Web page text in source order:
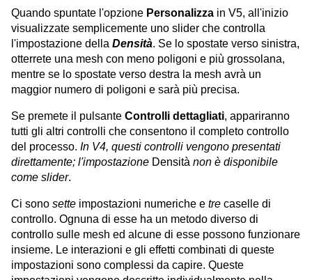
Quando spuntate l'opzione Personalizza in V5, all'inizio
visualizzate semplicemente uno slider che controlla
l'impostazione della Densità. Se lo spostate verso sinistra,
otterrete una mesh con meno poligoni e più grossolana,
mentre se lo spostate verso destra la mesh avrà un
maggior numero di poligoni e sarà più precisa.
Se premete il pulsante Controlli dettagliati, appariranno
tutti gli altri controlli che consentono il completo controllo
del processo. In V4, questi controlli vengono presentati
direttamente; l'impostazione Densità non è disponibile
come slider.
Ci sono sette impostazioni numeriche e tre caselle di
controllo. Ognuna di esse ha un metodo diverso di
controllo sulle mesh ed alcune di esse possono funzionare
insieme. Le interazioni e gli effetti combinati di queste
impostazioni sono complessi da capire. Queste